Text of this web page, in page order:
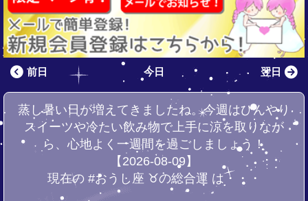
前日 今日 翌日
蒸し暑い日が増えてきましたね。今週はひんやり
スイーツや冷たい飲み物で上手に涼を取りなが
ら、心地よく一週間を過ごしましょう！
【2026-08-09】
現在の #おうし座 ♉の総合運 は・・・